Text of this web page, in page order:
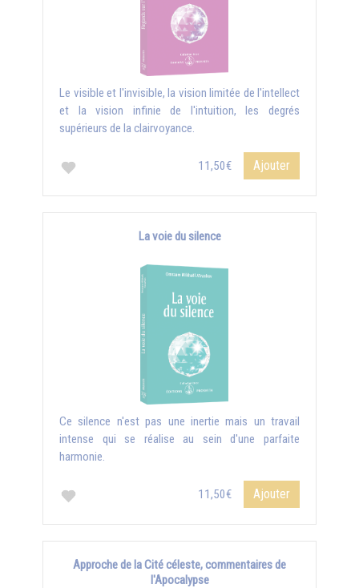
Le visible et l'invisible, la vision limitée de l'intellect
et la vision infinie de l'intuition, les degrés
supérieurs de la clairvoyance.
11,50€ Ajouter
La voie du silence
Ce silence n'est pas une inertie mais un travail
intense qui se réalise au sein d'une parfaite
harmonie.
11,50€ Ajouter
Approche de la Cité céleste, commentaires de
l'Apocalypse